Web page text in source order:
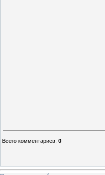
Всего комментариев: 0